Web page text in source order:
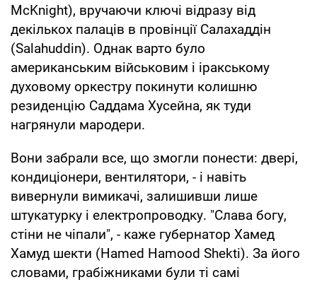
McKnight), вручаючи ключі відразу від
декількох палаців в провінції Салахаддін
(Salahuddin). Однак варто було
американським військовим і іракському
духовому оркестру покинути колишню
резиденцію Саддама Хусейна, як туди
нагрянули мародери.
Вони забрали все, що змогли понести: двері,
кондиціонери, вентилятори, - і навіть
вивернули вимикачі, залишивши лише
штукатурку і електропроводку. "Слава богу,
стіни не чіпали", - каже губернатор Хамед
Хамуд шекти (Hamed Hamood Shekti). За його
словами, грабіжниками були ті самі